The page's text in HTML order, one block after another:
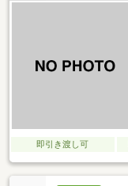
即引き渡し可